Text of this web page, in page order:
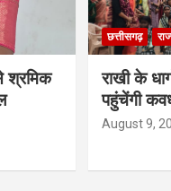
श्रमिक
छत्तीसगढ़
राखी के
पहुंचेंगी
August 9,